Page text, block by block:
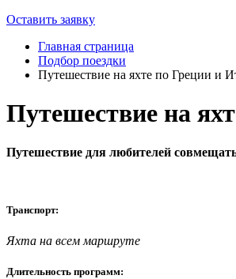
Оставить заявку
Главная страница
Подбор поездки
Путешествие на яхте по Греции и
Путешествие на
Путешествие для любителей
Транспорт:
Яхта на всем маршруте
Длительность программ: